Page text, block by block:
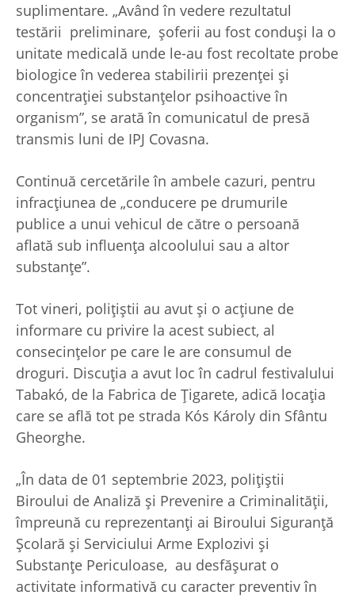
suplimentare. „Având în vedere rezultatul
testării preliminare, șoferii au fost conduși la o
unitate medicală unde le-au fost recoltate probe
biologice în vederea stabilirii prezenței și
concentrației substanțelor psihoactive în
organism”, se arată în comunicatul de presă
transmis luni de IPJ Covasna.
Continuă cercetările în ambele cazuri, pentru
infracțiunea de „conducere pe drumurile
publice a unui vehicul de către o persoană
aflată sub influența alcoolului sau a altor
substanțe”.
Tot vineri, polițiștii au avut și o acțiune de
informare cu privire la acest subiect, al
consecințelor pe care le are consumul de
droguri. Discuția a avut loc în cadrul festivalului
Tabakó, de la Fabrica de Țigarete, adică locația
care se află tot pe strada Kós Károly din Sfântu
Gheorghe.
„În data de 01 septembrie 2023, polițiștii
Biroului de Analiză și Prevenire a Criminalității,
împreună cu reprezentanți ai Biroului Siguranță
Școlară și Serviciului Arme Explozivi și
Substanțe Periculoase, au desfășurat o
activitate informativă cu caracter preventiv în